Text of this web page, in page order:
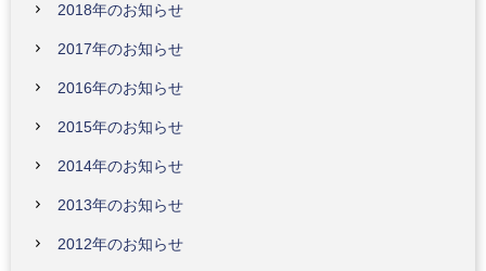
2018年のお知らせ
2017年のお知らせ
2016年のお知らせ
2015年のお知らせ
2014年のお知らせ
2013年のお知らせ
2012年のお知らせ